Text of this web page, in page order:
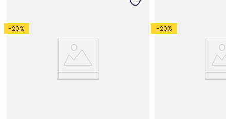
-20% -20%